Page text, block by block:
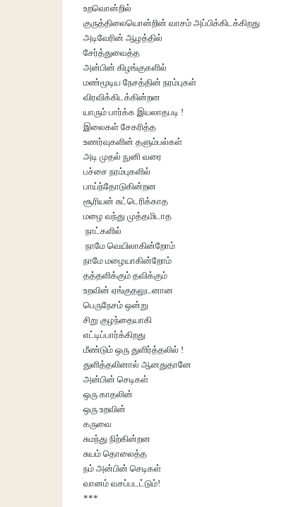
உறவொன்றில்
குருத்திலையொன்றின் வாசம் அப்பிக்கிடக்கிறது
அடிவேரின் ஆழத்தில்
சேர்த்துவைத்த
அன்பின் கிழங்குகளில்
மண்மூடிய நேசத்தின் நரம்புகள்
விரவிக்கிடக்கின்றன
யாரும் பார்க்க இயலாதபடி !
இலைகள் சேகரித்த
உணர்வுகளின் தளும்பல்கள்
அடி முதல் நுனி வரை
பச்சை நரம்புகளில்
பாய்ந்தோடுகின்றன
சூரியன் சுட்டெரிக்காத
மழை வந்து முத்தமிடாத
நாட்களில்
நாமே வெயிலாகின்றோம்
நாமே மழையாகின்றோம்
தத்தளிக்கும் தவிக்கும்
உறவின் ஏங்குதலுடனான
பெருநேசம் ஒன்று
சிறு குழந்தையாகி
எட்டிப்பார்க்கிறது
மீண்டும் ஒரு துளிர்த்தலில் !
துளித்தலினால் ஆனதுதானே
அன்பின் செடிகள்
ஒரு காதலின்
ஒரு உறவின்
கருவை
சுமந்து நிற்கின்றன
சுயம் தொலைத்த
நம் அன்பின் செடிகள்
வானம் வசப்படட்டும்!
***